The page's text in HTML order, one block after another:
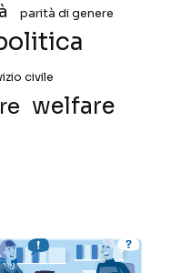
parità di genere
civile
welfare